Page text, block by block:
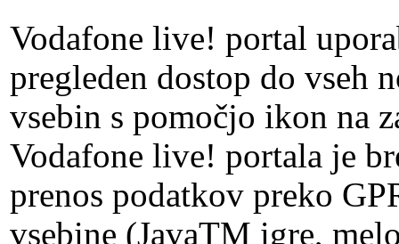
Vodafone live! portal
pregleden dostop do vseh
vsebin s pomočjo ikon na
Vodafone live! portala je
prenos podatkov preko
vsebine (JavaTM igre,